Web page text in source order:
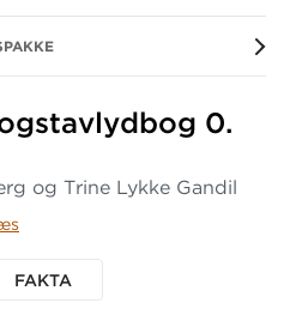
0.
og Trine Lykke Gandil
FAKTA